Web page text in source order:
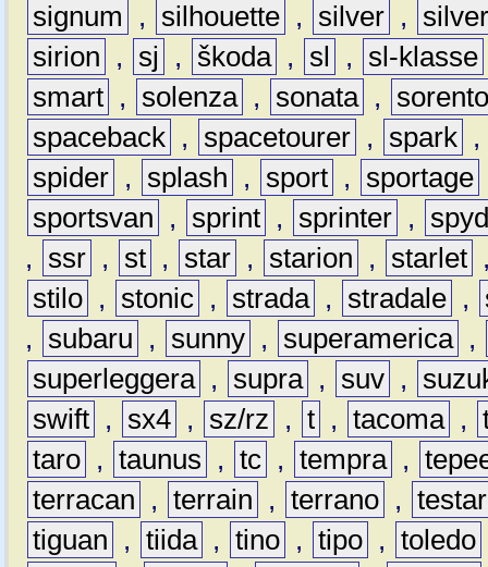
signum
, silhouette , silver ,
sirion
, sj , škoda , sl , sl-klasse
smart , solenza , sonata ,
spaceback , spacetourer , spark ,
spider , splash , sport , sportage
sportsvan
, sprint , sprinter ,
,
ssr , st , star , starion , starlet
stilo , stonic , strada , stradale ,
,
subaru , sunny , superamerica ,
superleggera , supra , suv ,
swift , sx4 , sz/rz , t , tacoma ,
taro , taunus , tc , tempra ,
terracan
, terrain , terrano ,
tiguan
, tiida , tino , tipo , toledo